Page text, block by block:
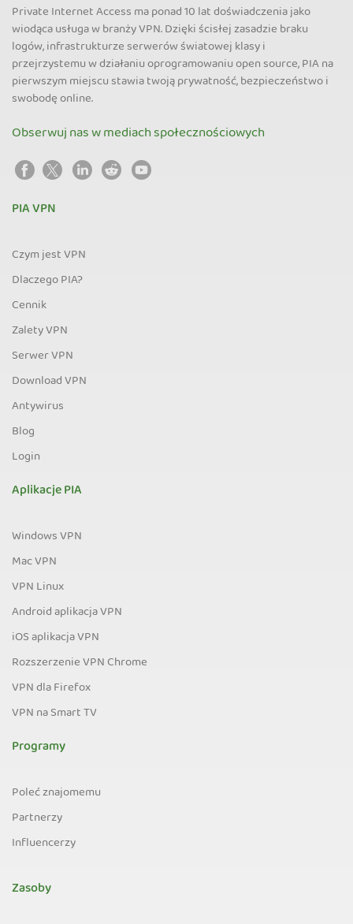
Private Internet Access ma ponad 10 lat doświadczenia jako
wiodąca usługa w branży VPN. Dzięki ścisłej zasadzie braku
logów, infrastrukturze serwerów światowej klasy i
przejrzystemu w działaniu oprogramowaniu open source, PIA na
pierwszym miejscu stawia twoją prywatność, bezpieczeństwo i
swobodę online.
Obserwuj nas w mediach społecznościowych
PIA VPN
Czym jest VPN
Dlaczego PIA?
Cennik
Zalety VPN
Serwer VPN
Download VPN
Antywirus
Blog
Login
Aplikacje PIA
Windows VPN
Mac VPN
VPN Linux
Android aplikacja VPN
iOS aplikacja VPN
Rozszerzenie VPN Chrome
VPN dla Firefox
VPN na Smart TV
Programy
Poleć znajomemu
Partnerzy
Influencerzy
Zasoby